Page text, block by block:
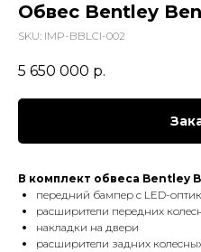
Обвес Bentley
SKU: IMP-BBLCI-002
5 650 000 р.
В комплект обвеса Bentley
передний бампер с LED-
расширители передних
накладки на двери
расширители задних